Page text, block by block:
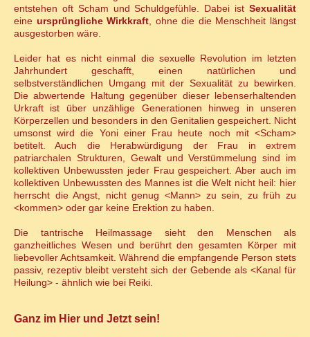
entstehen oft Scham und Schuldgefühle. Dabei ist Sexualität
eine ursprüngliche Wirkkraft , ohne die die Menschheit längst
ausgestorben wäre.
Leider hat es nicht einmal die sexuelle Revolution im letzten
Jahrhundert geschafft, einen natürlichen und
selbstverständlichen Umgang mit der Sexualität zu bewirken.
Die abwertende Haltung gegenüber dieser lebenserhaltenden
Urkraft ist über unzählige Generationen hinweg in unseren
Körperzellen und besonders in den Genitalien gespeichert. Nicht
umsonst wird die Yoni einer Frau heute noch mit <Scham>
betitelt. Auch die Herabwürdigung der Frau in extrem
patriarchalen Strukturen, Gewalt und Verstümmelung sind im
kollektiven Unbewussten jeder Frau gespeichert. Aber auch im
kollektiven Unbewussten des Mannes ist die Welt nicht heil: hier
herrscht die Angst, nicht genug <Mann> zu sein, zu früh zu
<kommen> oder gar keine Erektion zu haben.
Die tantrische Heilmassage sieht den Menschen als
ganzheitliches Wesen und berührt den gesamten Körper mit
liebevoller Achtsamkeit. Während die empfangende Person stets
passiv, rezeptiv bleibt versteht sich der Gebende als <Kanal für
Heilung> - ähnlich wie bei Reiki.
Ganz im Hier und Jetzt sein!